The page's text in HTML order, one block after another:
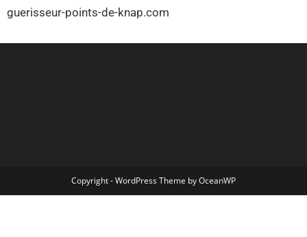
guerisseur-points-de-knap.com
Copyright - WordPress Theme by OceanWP